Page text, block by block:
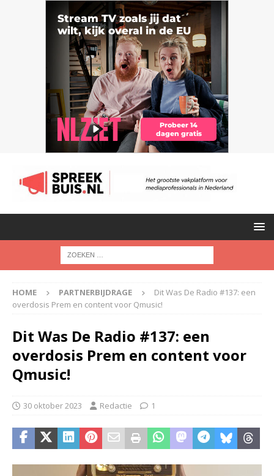
HOME PARTNERBIJDRAGE
Dit Was De Radio #137: een
overdosis Prem en content voor Qmusic!
Dit Was De Radio #137: een
overdosis Prem en content voor
Qmusic!
30 oktober 2023 Redactie 1